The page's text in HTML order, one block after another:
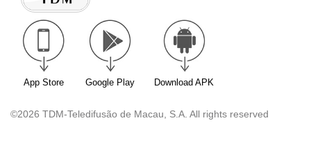
App Store Google Play Download APK
©2026 TDM-Teledifusão de Macau, S.A. All rights reserved